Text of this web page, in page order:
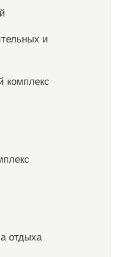
и
комплекс
отдыха